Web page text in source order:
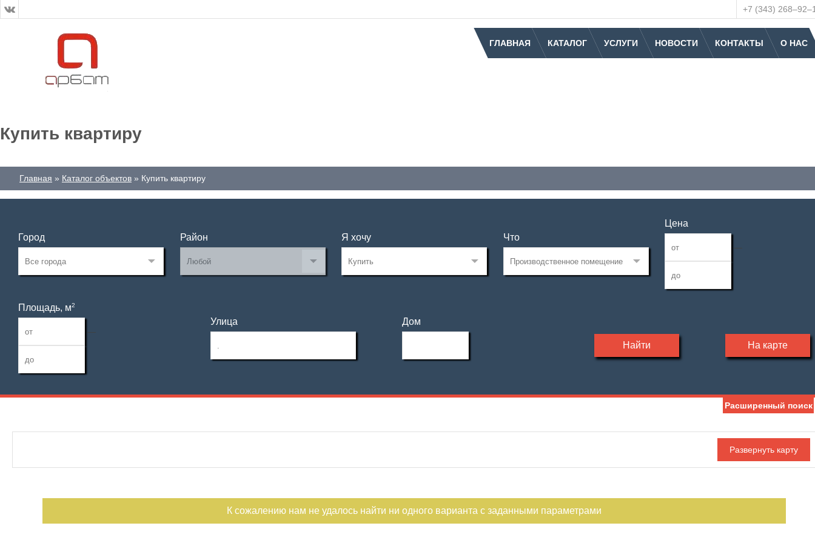
+7 (343)
ГЛАВНАЯ КАТАЛОГ УСЛУГИ НОВОСТИ КОНТАКТЫ О НАС
Купить квартиру
Главная Каталог объектов Купить квартиру
Город Район Я хочу Что
Цена
—
Площадь, м2
—
Улица Дом
Найти На карте
Обмен
Расширенный поиск
К сожалению нам не удалось найти ни одного варианта с заданными параметрами